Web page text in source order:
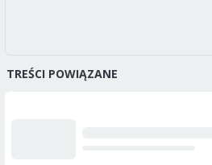
TREŚCI POWIĄZANE